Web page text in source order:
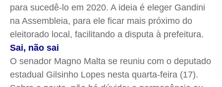
para sucedê-lo em 2020. A ideia é eleger Gandini
na Assembleia, para ele ficar mais próximo do
eleitorado local, facilitando a disputa à prefeitura.
Sai, não sai
O senador Magno Malta se reuniu com o deputado
estadual Gilsinho Lopes nesta quarta-feira (17).